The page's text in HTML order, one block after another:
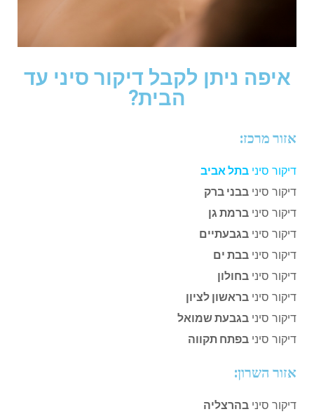
איפה ניתן לקבל דיקור סיני עד
הבית?
אזור מרכז:
דיקור סיני בתל אביב
דיקור סיני בבני ברק
דיקור סיני ברמת גן
דיקור סיני בגבעתיים
דיקור סיני בבת ים
דיקור סיני בחולון
דיקור סיני בראשון לציון
דיקור סיני בגבעת שמואל
דיקור סיני בפתח תקווה
אזור השרון:
דיקור סיני בהרצליה